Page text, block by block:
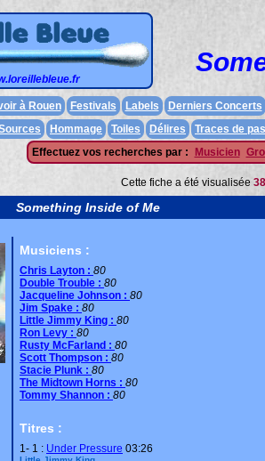
à Rouen Festivals Labels
Derniers Concerts
Hommage Toiles Délires
Traces de
Effectuez vos recherches par :
Musicien
Cette fiche a été visualisée
Something Inside of Me
Musiciens :
Chris Layton : 80
Double Trouble : 80
Jacqueline Johnson : 80
Jim Spake : 80
Little Jimmy King : 80
Ron Levy : 80
Rusty McFarland : 80
Scott Thompson : 80
Stacie Plunk : 80
The Midtown Horns : 80
Tommy Shannon : 80
Titres :
1- 1 : Under Pressure 03:26